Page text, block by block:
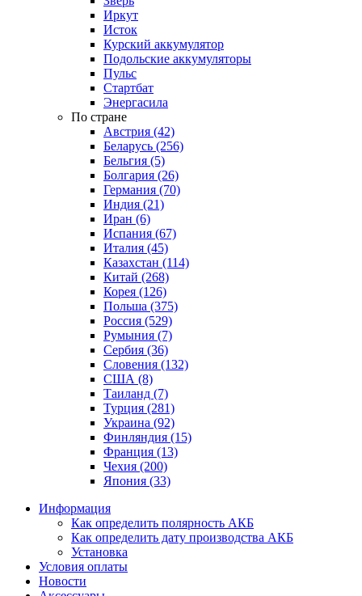
Иркут
Исток
Курский аккумулятор
Подольские аккумуляторы
Пульс
Стартбат
Энергасила
По стране
Австрия (42)
Беларусь (256)
Бельгия (5)
Болгария (26)
Германия (70)
Индия (21)
Иран (6)
Испания (67)
Италия (45)
Казахстан (114)
Китай (268)
Корея (126)
Польша (375)
Россия (529)
Румыния (7)
Сербия (36)
Словения (132)
США (8)
Таиланд (7)
Турция (281)
Украина (92)
Финляндия (15)
Франция (13)
Чехия (200)
Япония (33)
Информация
Как определить полярность АКБ
Как определить дату производства АКБ
Установка
Условия оплаты
Новости